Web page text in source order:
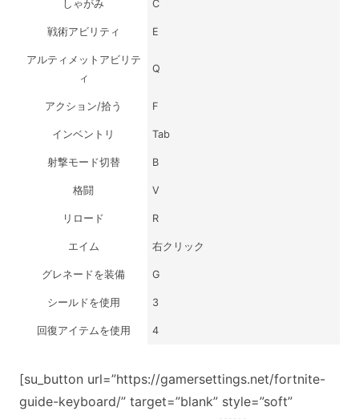
しゃがみ C
戦術アビリティ E
アルティメットアビリテ
ィ
Q
アクション/拾う F
インベントリ Tab
射撃モード切替 B
格闘 V
リロード R
エイム 右クリック
グレネードを装備 G
シールドを使用 3
回復アイテムを使用 4
[su_button url=”https://gamersettings.net/fortnite-
guide-keyboard/” target=”blank” style=”soft”